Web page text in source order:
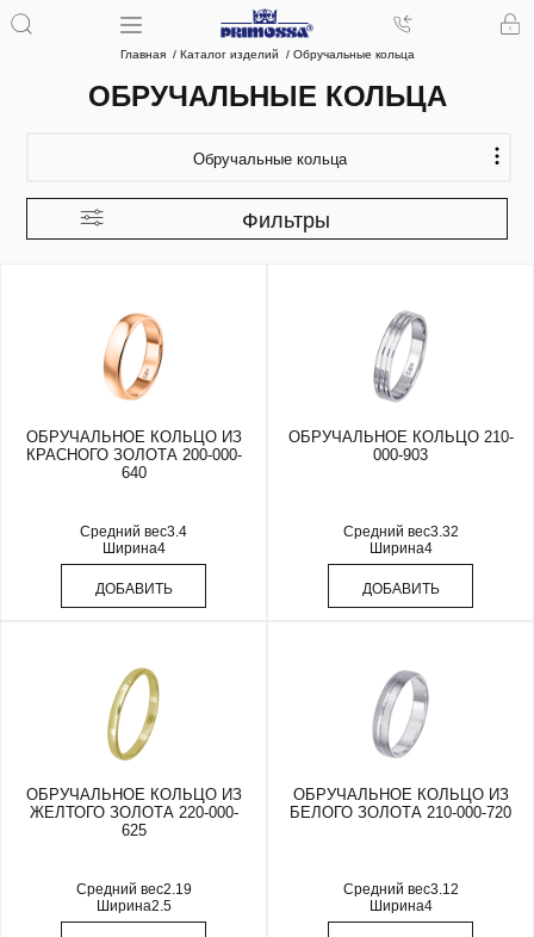
Главная Каталог изделий Обручальные кольца
ОБРУЧАЛЬНЫЕ КОЛЬЦА
Обручальные кольца
Фильтры
ОБРУЧАЛЬНОЕ КОЛЬЦО ИЗ
КРАСНОГО ЗОЛОТА 200-000-
640
Средний вес3.4
Ширина4
ДОБАВИТЬ
ОБРУЧАЛЬНОЕ КОЛЬЦО 210-
000-903
Средний вес3.32
Ширина4
ДОБАВИТЬ
ОБРУЧАЛЬНОЕ КОЛЬЦО ИЗ
ЖЕЛТОГО ЗОЛОТА 220-000-
625
Средний вес2.19
Ширина2.5
ОБРУЧАЛЬНОЕ КОЛЬЦО ИЗ
БЕЛОГО ЗОЛОТА 210-000-720
Средний вес3.12
Ширина4